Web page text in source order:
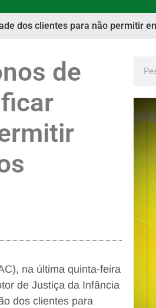
dos clientes para não permitir
de
na última quinta-feira
de Justiça da Infância
dos clientes para